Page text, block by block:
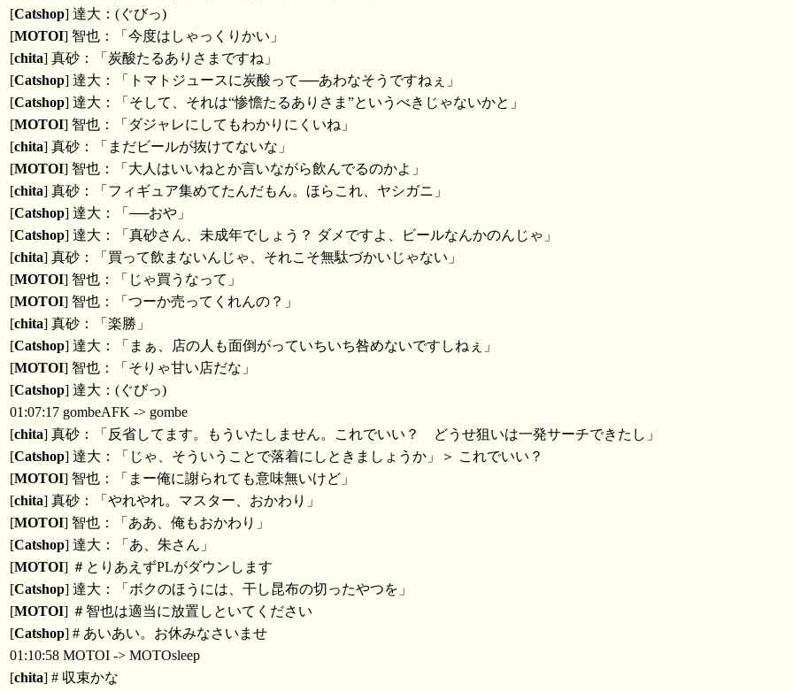
[Catshop] 達大：(ぐびっ)
[MOTOI] 智也：「今度はしゃっくりかい」
[chita] 真砂：「炭酸たるありさまですね」
[Catshop] 達大：「トマトジュースに炭酸って──あわなそうですねぇ」
[Catshop] 達大：「そして、それは“惨憺たるありさま”というべきじゃないかと」
[MOTOI] 智也：「ダジャレにしてもわかりにくいね」
[chita] 真砂：「まだビールが抜けてないな」
[MOTOI] 智也：「大人はいいねとか言いながら飲んでるのかよ」
[chita] 真砂：「フィギュア集めてたんだもん。ほらこれ、ヤシガニ」
[Catshop] 達大：「──おや」
[Catshop] 達大：「真砂さん、未成年でしょう？ ダメですよ、ビールなんかのんじゃ」
[chita] 真砂：「買って飲まないんじゃ、それこそ無駄づかいじゃない」
[MOTOI] 智也：「じゃ買うなって」
[MOTOI] 智也：「つーか売ってくれんの？」
[chita] 真砂：「楽勝」
[Catshop] 達大：「まぁ、店の人も面倒がっていちいち咎めないですしねぇ」
[MOTOI] 智也：「そりゃ甘い店だな」
[Catshop] 達大：(ぐびっ)
01:07:17 gombeAFK -> gombe
[chita] 真砂：「反省してます。もういたしません。これでいい？ どうせ狙いは一発サーチできたし」
[Catshop] 達大：「じゃ、そういうことで落着にしときましょうか」＞ これでいい？
[MOTOI] 智也：「まー俺に謝られても意味無いけど」
[chita] 真砂：「やれやれ。マスター、おかわり」
[MOTOI] 智也：「ああ、俺もおかわり」
[Catshop] 達大：「あ、朱さん」
[MOTOI] ＃とりあえずPLがダウンします
[Catshop] 達大：「ボクのほうには、干し昆布の切ったやつを」
[MOTOI] ＃智也は適当に放置しといてください
[Catshop] # あいあい。お休みなさいませ
01:10:58 MOTOI -> MOTOsleep
[chita] # 収束かな